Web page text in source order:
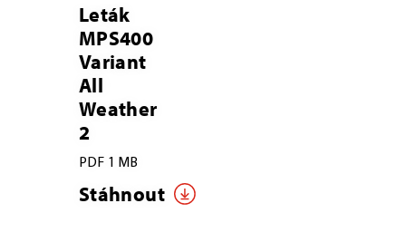
Leták
MPS400
Variant
All
Weather
2
PDF 1 MB
Stáhnout